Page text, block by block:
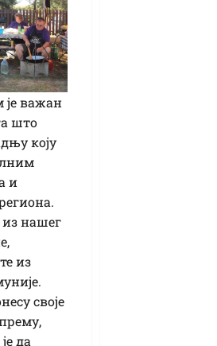
је важан
што
коју
и
нашег
из
своје
да